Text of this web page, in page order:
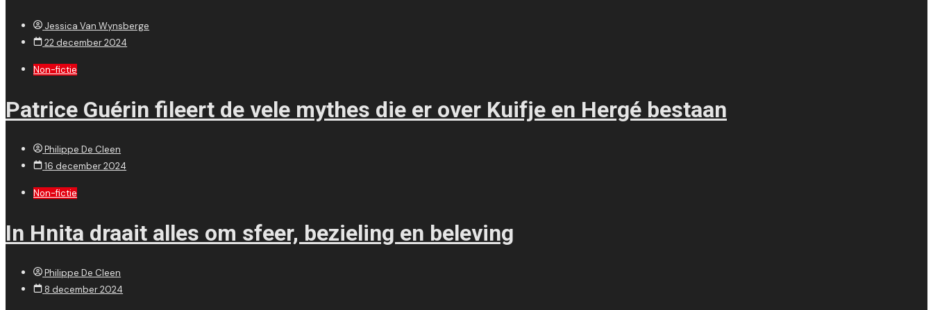
Jessica Van Wynsberge
22 december 2024
Non-fictie
Patrice Guérin fileert de vele mythes die er over Kuifje en Hergé bestaan
Philippe De Cleen
16 december 2024
Non-fictie
In Hnita draait alles om sfeer, bezieling en beleving
Philippe De Cleen
8 december 2024